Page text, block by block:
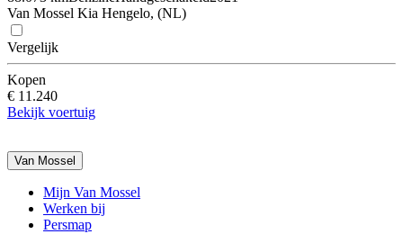
Van Mossel Kia Hengelo, (NL)
Vergelijk
Kopen
€ 11.240
Bekijk voertuig
Van Mossel
Mijn Van Mossel
Werken bij
Persmap